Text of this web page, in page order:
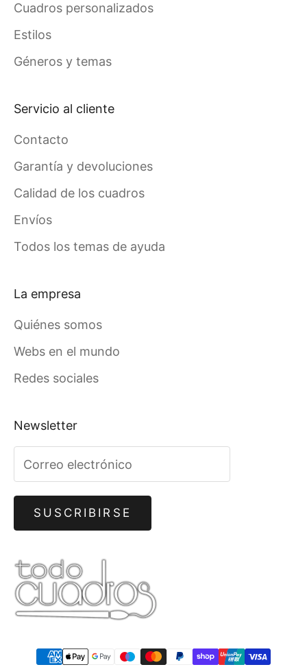
Cuadros personalizados
Estilos
Géneros y temas
Servicio al cliente
Contacto
Garantía y devoluciones
Calidad de los cuadros
Envíos
Todos los temas de ayuda
La empresa
Quiénes somos
Webs en el mundo
Redes sociales
Newsletter
SUSCRIBIRSE